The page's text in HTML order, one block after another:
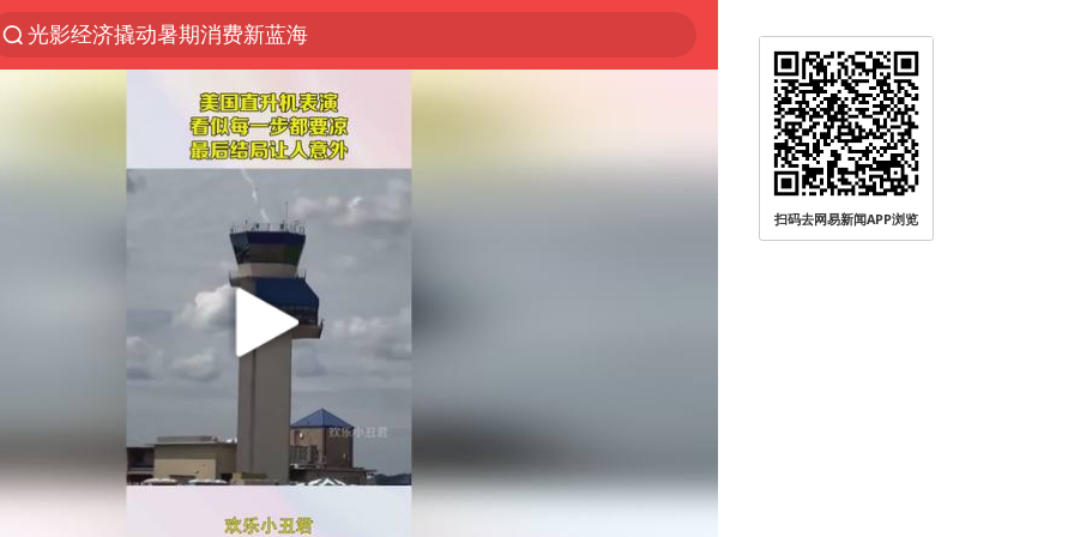
光影经济撬动暑期消费新蓝海
情侣福建平潭拍日出时坠崖
西湖突现狂风暴雨 游客瞬间被浇透
“不怕六爷挂得多 就怕六爷挂一颗”
视频丨中国东方电气集团原党组副书记、董事宋致远被查
杭州全市有序停课
直击东北超：哈尔滨vs通辽
白海豚将正面袭击贯穿浙江
36岁男演员成景区NPC后人气爆棚
扫码去网易新闻APP浏览